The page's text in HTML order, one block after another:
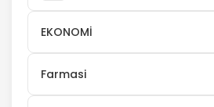
EKONOMİ
Farmasi